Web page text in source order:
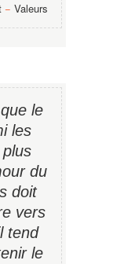
− Valeurs
le
les
du
doit
vers
tend
le